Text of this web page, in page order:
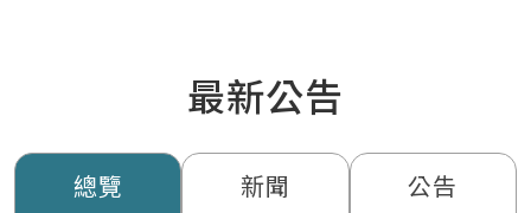
最新公告
總覽 新聞 公告